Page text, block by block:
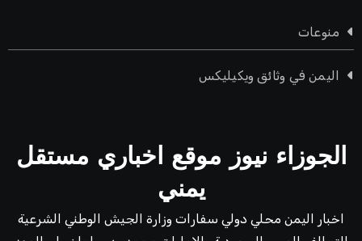
منوعات
اليمن في وثائق ويكيليكس
الجوزاء نيوز موقع اخباري مستقل
يمني
اخبار اليمن محلي دولي سفارات وزارة الجيش الوطني الشرعية